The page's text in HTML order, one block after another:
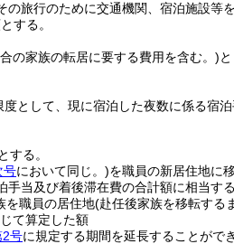
の旅行のために交通機関、宿泊施設等
する。
の家族の転居に要する費用を含む。)
として、現に宿泊した夜数に係る宿
する。
号において同じ。)を職員の新居住地に
手当及び着後滞在費の合計額に相当す
を職員の居住地(赴任後家族を移転する
て算定した額
2号に規定する期間を延長することができ